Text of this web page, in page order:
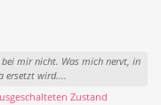
mir nicht. Was mich nervt, in
ersetzt wird....
Zustand